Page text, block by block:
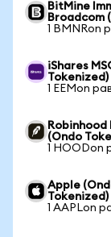
BitMine
Broadcom
1 BMNRon
iShares
1 EEMon
(Ondo
1 HOODon
Apple
Tokenized)
1 AAPLon